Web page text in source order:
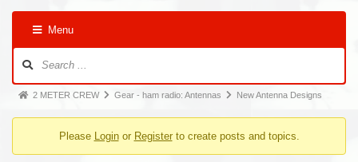
Menu
2 METER CREW Gear - ham radio: Antennas New Antenna Designs
Please Loginor Registerto create posts and topics.